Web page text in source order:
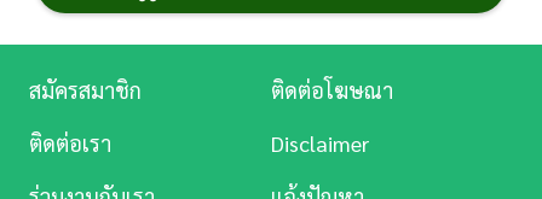
สมัครสมาชิก
ติดต่อโฆษณา
ติดต่อเรา
Disclaimer